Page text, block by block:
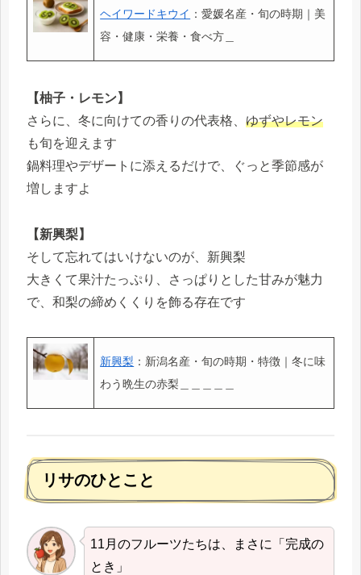
ヘイワードキウイ ：愛媛名産・旬の時期｜美
容・健康・栄養・食べ方＿
【柚子・レモン】
さらに、冬に向けての香りの代表格、 ゆずやレモン
も旬を迎えます
鍋料理やデザートに添えるだけで、ぐっと季節感が
増しますよ
【新興梨】
そして忘れてはいけないのが、新興梨
大きくて果汁たっぷり、さっぱりとした甘みが魅力
で、和梨の締めくくりを飾る存在です
新興梨 ：新潟名産・旬の時期・特徴｜冬に味
わう晩生の赤梨＿＿＿＿＿
リサのひとこと
11月のフルーツたちは、まさに「完成の
とき」